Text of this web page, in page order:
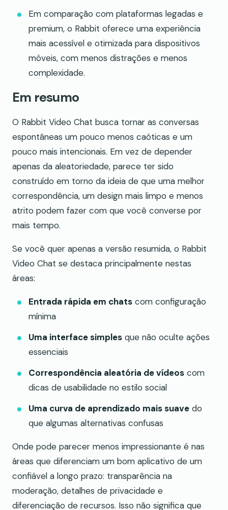
Em comparação com plataformas legadas e
premium, o Rabbit oferece uma experiência
mais acessível e otimizada para dispositivos
móveis, com menos distrações e menos
complexidade.
Em resumo
O Rabbit Video Chat busca tornar as conversas
espontâneas um pouco menos caóticas e um
pouco mais intencionais. Em vez de depender
apenas da aleatoriedade, parece ter sido
construído em torno da ideia de que uma melhor
correspondência, um design mais limpo e menos
atrito podem fazer com que você converse por
mais tempo.
Se você quer apenas a versão resumida, o Rabbit
Video Chat se destaca principalmente nestas
áreas:
Entrada rápida em chats com configuração
mínima
Uma interface simples que não oculte ações
essenciais
Correspondência aleatória de vídeos com
dicas de usabilidade no estilo social
Uma curva de aprendizado mais suave do
que algumas alternativas confusas
Onde pode parecer menos impressionante é nas
áreas que diferenciam um bom aplicativo de um
confiável a longo prazo: transparência na
moderação, detalhes de privacidade e
diferenciação de recursos. Isso não significa que